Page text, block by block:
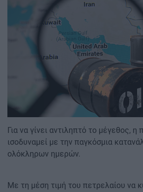
Για να γίνει αντιληπτό το μέγεθος, η
ισοδυναμεί με την παγκόσμια
ολόκληρων ημερών.
Με τη μέση τιμή του πετρελαίου να